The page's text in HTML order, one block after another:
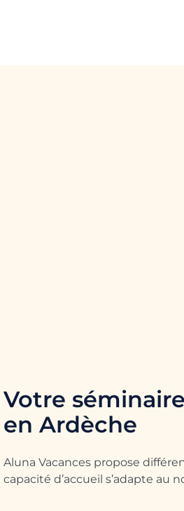
Votre
en Ardèche
Aluna Vacances propose
capacité d’accueil s’adapte au